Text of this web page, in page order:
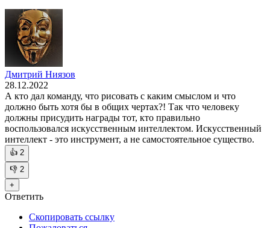
Дмитрий Ниязов
28.12.2022
А кто дал команду, что рисовать с каким смыслом и что
должно быть хотя бы в общих чертах?! Так что человеку
должны присудить награды тот, кто правильно
воспользовался искусственным интеллектом. Искусственный
интеллект - это инструмент, а не самостоятельное существо.
👍 2
👎 2
+
Ответить
Скопировать ссылку